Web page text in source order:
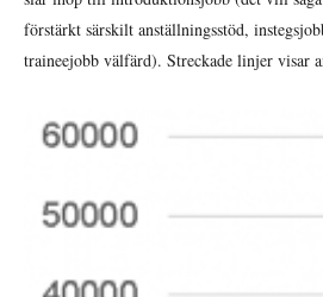
förstärkt särskilt anställningsstöd,
traineejobb välfärd). Streckade linjer visar